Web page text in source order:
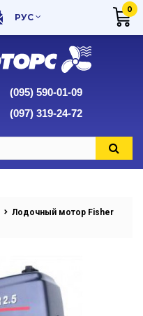
0
(095) 590-01-09
(097) 319-24-72
РУС
Лодочный мотор Fisher